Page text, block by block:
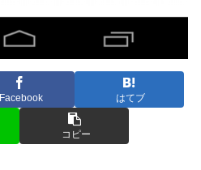
Facebook はてブ
コピー